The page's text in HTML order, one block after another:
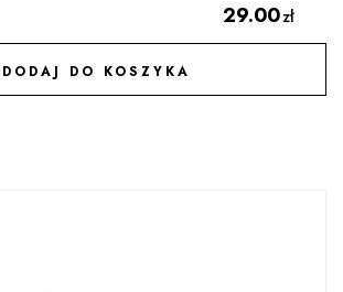
29.00zł
DODAJ DO KOSZYKA
DODAJ DO ULUBIONYCH